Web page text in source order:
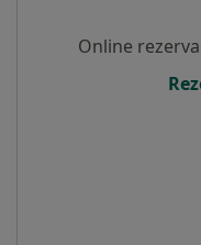
Online